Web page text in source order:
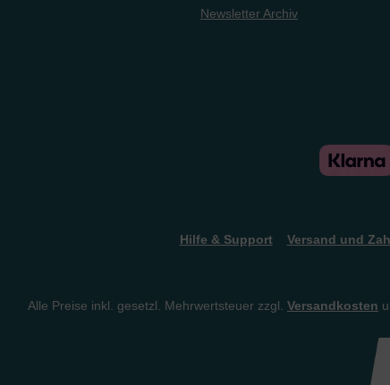
Newsletter Archiv
Hilfe & Support Versand und
Alle Preise inkl. gesetzl. Mehrwertsteuer zzgl. Versandkosten